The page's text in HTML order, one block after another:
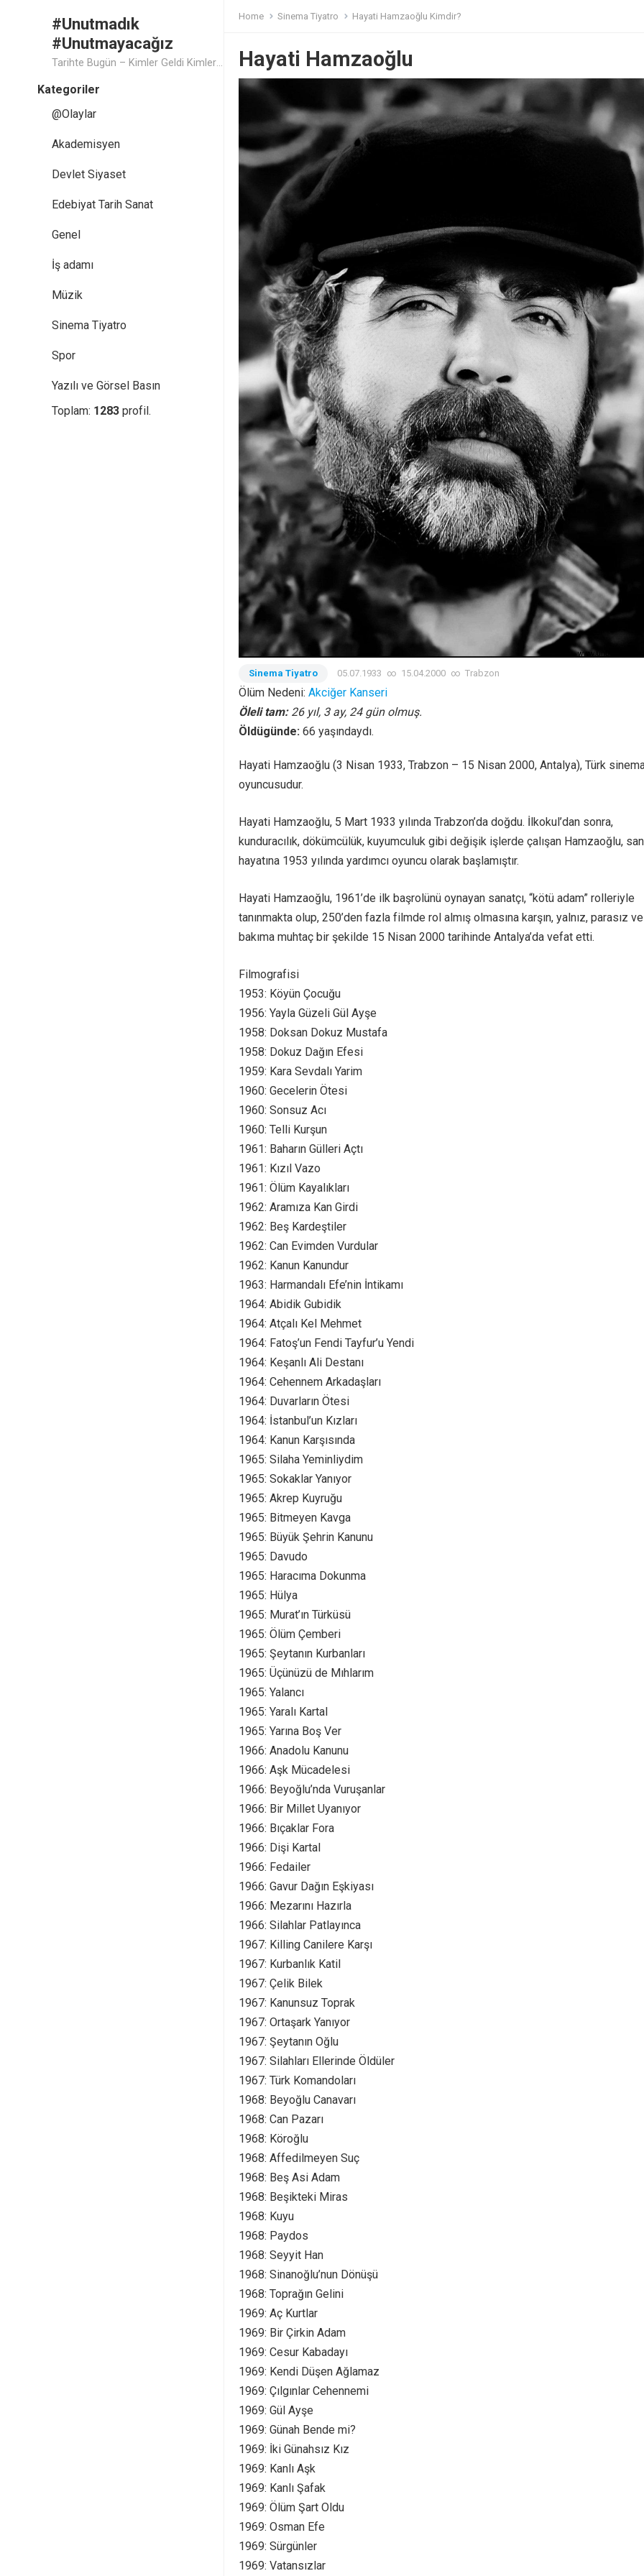
#Unutmadık
#Unutmayacağız
Tarihte Bugün – Kimler Geldi Kimler Geçti..
Kategoriler
@Olaylar
Akademisyen
Devlet Siyaset
Edebiyat Tarih Sanat
Genel
İş adamı
Müzik
Sinema Tiyatro
Spor
Yazılı ve Görsel Basın
Toplam: 1283 profil.
Home Sinema Tiyatro Hayati Hamzaoğlu Kimdir?
Hayati Hamzaoğlu
Sinema Tiyatro 05.07.1933 ∞ 15.04.2000 ∞ Trabzon
Ölüm Nedeni: Akciğer Kanseri
Öleli tam: 26 yıl, 3 ay, 24 gün olmuş.
Öldügünde: 66 yaşındaydı.
Hayati Hamzaoğlu (3 Nisan 1933, Trabzon – 15 Nisan 2000, Antalya), Türk
oyuncusudur.
Hayati Hamzaoğlu, 5 Mart 1933 yılında Trabzon’da doğdu. İlkokul’dan sonra,
kunduracılık, dökümcülük, kuyumculuk gibi değişik işlerde çalışan Hamzaoğlu,
hayatına 1953 yılında yardımcı oyuncu olarak başlamıştır.
Hayati Hamzaoğlu, 1961’de ilk başrolünü oynayan sanatçı, “kötü adam” rolleriyle
tanınmakta olup, 250’den fazla filmde rol almış olmasına karşın, yalnız, parasız ve
bakıma muhtaç bir şekilde 15 Nisan 2000 tarihinde Antalya’da vefat etti.
Filmografisi
1953: Köyün Çocuğu
1956: Yayla Güzeli Gül Ayşe
1958: Doksan Dokuz Mustafa
1958: Dokuz Dağın Efesi
1959: Kara Sevdalı Yarim
1960: Gecelerin Ötesi
1960: Sonsuz Acı
1960: Telli Kurşun
1961: Baharın Gülleri Açtı
1961: Kızıl Vazo
1961: Ölüm Kayalıkları
1962: Aramıza Kan Girdi
1962: Beş Kardeştiler
1962: Can Evimden Vurdular
1962: Kanun Kanundur
1963: Harmandalı Efe’nin İntikamı
1964: Abidik Gubidik
1964: Atçalı Kel Mehmet
1964: Fatoş’un Fendi Tayfur’u Yendi
1964: Keşanlı Ali Destanı
1964: Cehennem Arkadaşları
1964: Duvarların Ötesi
1964: İstanbul’un Kızları
1964: Kanun Karşısında
1965: Silaha Yeminliydim
1965: Sokaklar Yanıyor
1965: Akrep Kuyruğu
1965: Bitmeyen Kavga
1965: Büyük Şehrin Kanunu
1965: Davudo
1965: Haracıma Dokunma
1965: Hülya
1965: Murat’ın Türküsü
1965: Ölüm Çemberi
1965: Şeytanın Kurbanları
1965: Üçünüzü de Mıhlarım
1965: Yalancı
1965: Yaralı Kartal
1965: Yarına Boş Ver
1966: Anadolu Kanunu
1966: Aşk Mücadelesi
1966: Beyoğlu’nda Vuruşanlar
1966: Bir Millet Uyanıyor
1966: Bıçaklar Fora
1966: Dişi Kartal
1966: Fedailer
1966: Gavur Dağın Eşkiyası
1966: Mezarını Hazırla
1966: Silahlar Patlayınca
1967: Killing Canilere Karşı
1967: Kurbanlık Katil
1967: Çelik Bilek
1967: Kanunsuz Toprak
1967: Ortaşark Yanıyor
1967: Şeytanın Oğlu
1967: Silahları Ellerinde Öldüler
1967: Türk Komandoları
1968: Beyoğlu Canavarı
1968: Can Pazarı
1968: Köroğlu
1968: Affedilmeyen Suç
1968: Beş Asi Adam
1968: Beşikteki Miras
1968: Kuyu
1968: Paydos
1968: Seyyit Han
1968: Sinanoğlu’nun Dönüşü
1968: Toprağın Gelini
1969: Aç Kurtlar
1969: Bir Çirkin Adam
1969: Cesur Kabadayı
1969: Kendi Düşen Ağlamaz
1969: Çılgınlar Cehennemi
1969: Gül Ayşe
1969: Günah Bende mi?
1969: İki Günahsız Kız
1969: Kanlı Aşk
1969: Kanlı Şafak
1969: Ölüm Şart Oldu
1969: Osman Efe
1969: Sürgünler
1969: Vatansızlar